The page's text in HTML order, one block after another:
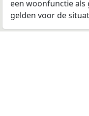
een woonfunctie als
gelden voor de